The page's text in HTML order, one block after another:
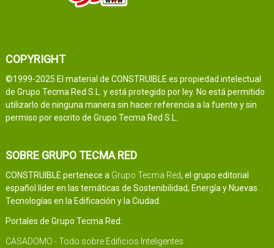
COPYRIGHT
©1999-2025 El material de CONSTRUIBLE es propiedad intelectual
de Grupo Tecma Red S.L. y está protegido por ley. No está permitido
utilizarlo de ninguna manera sin hacer referencia a la fuente y sin
permiso por escrito de Grupo Tecma Red S.L.
SOBRE GRUPO TECMA RED
CONSTRUIBLE pertenece a Grupo Tecma Red, el grupo editorial
español líder en las temáticas de Sostenibilidad, Energía y Nuevas
Tecnologías en la Edificación y la Ciudad.
Portales de Grupo Tecma Red:
CASADOMO - Todo sobre Edificios Inteligentes